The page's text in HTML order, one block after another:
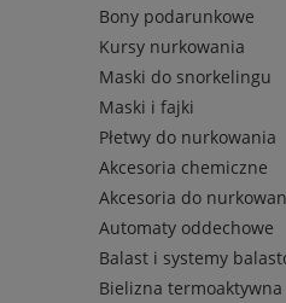
Bony podarunkowe
Kursy nurkowania
Maski do snorkelingu
Maski i fajki
Płetwy do nurkowania
Akcesoria chemiczne
Akcesoria do
Automaty oddechowe
Balast i systemy
Bielizna termoaktywna